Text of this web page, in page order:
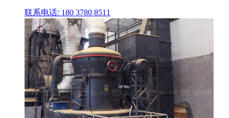
联系电话: 180 3780 8511